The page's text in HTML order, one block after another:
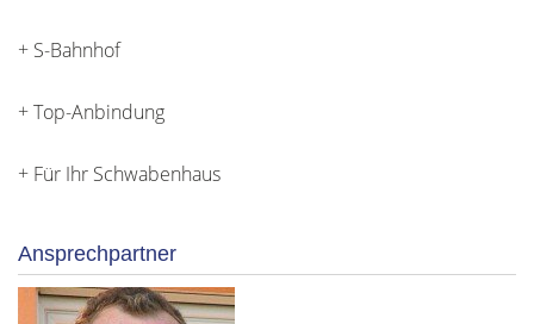
+ S-Bahnhof
+ Top-Anbindung
+ Für Ihr Schwabenhaus
Ansprechpartner